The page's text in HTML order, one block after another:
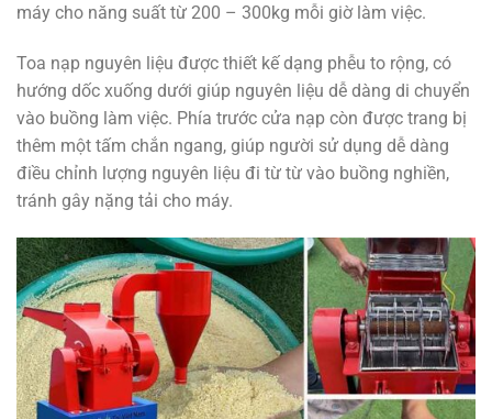
máy cho năng suất từ 200 – 300kg mỗi giờ làm việc.
Toa nạp nguyên liệu được thiết kế dạng phễu to rộng, có
hướng dốc xuống dưới giúp nguyên liệu dễ dàng di chuyển
vào buồng làm việc. Phía trước cửa nạp còn được trang bị
thêm một tấm chắn ngang, giúp người sử dụng dễ dàng
điều chỉnh lượng nguyên liệu đi từ từ vào buồng nghiền,
tránh gây nặng tải cho máy.